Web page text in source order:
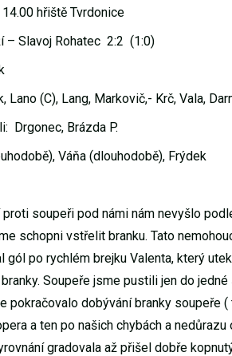
hřiště Tvrdonice
– Slavoj Rohatec 2:2 (1:0)
Lano (C), Lang, Markovič,- Krč, Vala,
Drgonec, Brázda P.
Váňa (dlouhodobě), Frýdek
proti soupeři pod námi nám nevyšlo
schopni vstřelit branku. Tato
gól po rychlém brejku Valenta, který
Soupeře jsme pustili jen do jedné
pokračovalo dobývání branky soupeře
a ten po našich chybách a
gradovala až přišel dobře